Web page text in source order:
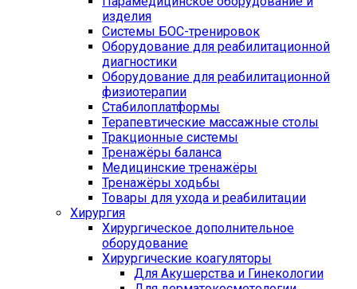
изделия
Системы БОС-тренировок
Оборудование для реабилитационной
диагностики
Оборудование для реабилитационной
физиотерапии
Стабилоплатформы
Терапевтические массажные столы
Тракционные системы
Тренажёры баланса
Медицинские тренажёры
Тренажёры ходьбы
Товары для ухода и реабилитации
Хирургия
Хирургическое дополнительное
оборудование
Хирургические коагуляторы
Для Акушерства и Гинекологии